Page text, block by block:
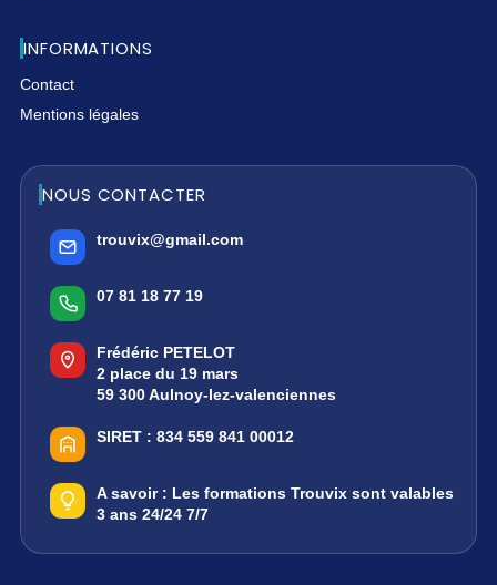
INFORMATIONS
Contact
Mentions légales
NOUS CONTACTER
trouvix@gmail.com
07 81 18 77 19
Frédéric PETELOT
2 place du 19 mars
59 300 Aulnoy-lez-valenciennes
SIRET : 834 559 841 00012
A savoir : Les formations Trouvix sont valables
3 ans 24/24 7/7